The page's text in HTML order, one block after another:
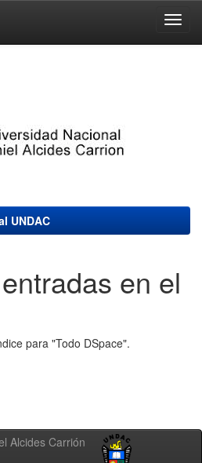
UNDAC
en el
para "Todo DSpace".
Alcides Carrión